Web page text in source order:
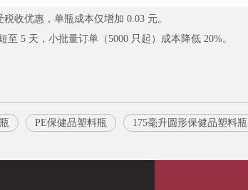
收优惠，单瓶成本仅增加 0.03 元。
5 天，小批量订单（5000 只起）成本降低 20%。
PE保健品塑料瓶 175毫升圆形保健品塑料瓶